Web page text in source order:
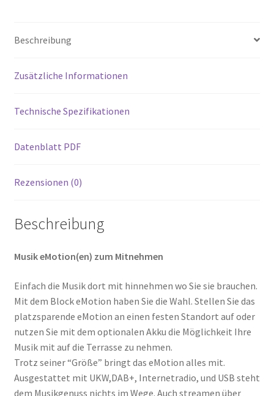
Beschreibung
Zusätzliche Informationen
Technische Spezifikationen
Datenblatt PDF
Rezensionen (0)
Beschreibung
Musik eMotion(en) zum Mitnehmen
Einfach die Musik dort mit hinnehmen wo Sie sie brauchen.
Mit dem Block eMotion haben Sie die Wahl. Stellen Sie das
platzsparende eMotion an einen festen Standort auf oder
nutzen Sie mit dem optionalen Akku die Möglichkeit Ihre
Musik mit auf die Terrasse zu nehmen.
Trotz seiner “Größe” bringt das eMotion alles mit.
Ausgestattet mit UKW,DAB+, Internetradio, und USB steht
dem Musikgenuss nichts im Wege. Auch streamen über